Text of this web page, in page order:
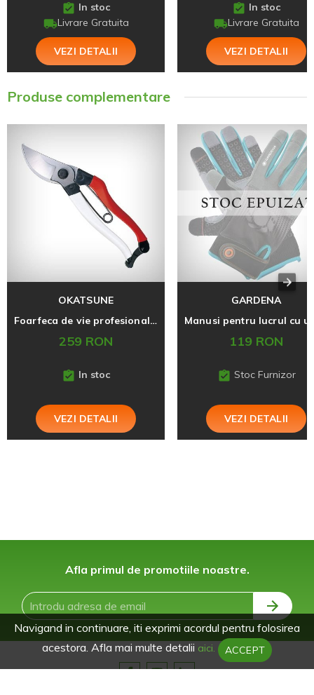
In stoc
Livrare Gratuita
VEZI DETALII
In stoc
Livrare Gratuita
VEZI DETALII
Produse complementare
OKATSUNE
Foarfeca de vie profesionala Okatsune 103, 25 mm, M, originala Japonia
259 RON
In stoc
VEZI DETALII
GARDENA
119 RON
Stoc Furnizor
VEZI DETALII
Afla primul de promotiile noastre.
Navigand in continuare, iti exprimi acordul pentru folosirea
acestora. Afla mai multe detalii aici. ACCEPT